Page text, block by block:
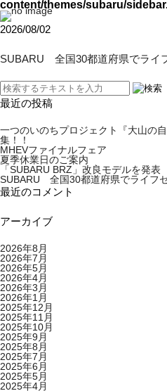
content/themes/subaru/
2026/08/02
SUBARU 全国30都道府県でライ
最近の投稿
一つのいのちプロジェクト『大山の
集！！
MHEVファイナルフェア
夏季休業日のご案内
「SUBARU BRZ」改良モデルを発表
SUBARU 全国30都道府県でライフ
最近のコメント
アーカイブ
2026年8月
2026年7月
2026年5月
2026年4月
2026年3月
2026年1月
2025年12月
2025年11月
2025年10月
2025年9月
2025年8月
2025年7月
2025年6月
2025年5月
2025年4月